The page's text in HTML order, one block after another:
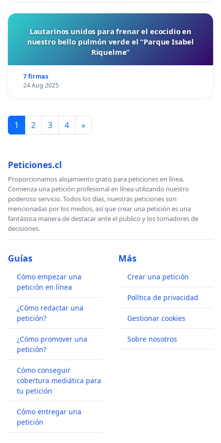
deportivas. En el cual no hace mención ninguna
sobre las dos tiras, ignorando el pedido de las
familias/ socios, que por todo lo detallado
previamente vogan por el desarrollo deportivo y
competitivo de los jugadores.
“Buenas tardes a todos. Lamento no haber podido
resolviendo un tema personal.
Veo que hay algunos de ustedes que tienen dudas
como han manifestado en los grupos, las cuales
trataremos de evacuarlas en este pequeño
resumen.
año 2025 (basado en las confirmaciones recibidas
de cada familia hasta el momento)
- Se promocionará a los jugadores más destacados
a la división inmediata superior con el fin de
estimular su desarrollo.
- Todos los entrenadores tendrán la capacitación
necesaria para brindarle a sus hijos una enseñanza
acorde (título homologado por la FPP mediante
seminarios y otorgamiento de licencias
correspondientes)
- A partir de la categoría Juvenil, se incorpora al
Lautarinos unidos para frenar el ecocidio en
nuestro bello pulmón verde el “Parque Isabel
Riquelme”
7 firmas
24 Aug 2025
1 2 3 4 »
Peticiones.cl
Proporcionamos alojamiento gratis para peticiones en línea.
Comienza una petición profesional en línea utilizando nuestro
poderoso servicio. Todos los días, nuestras peticiones son
mencionadas por los medios, así que crear una petición es una
fantástica manera de destacar ante el publico y los tomadores de
decisiones.
Guías
Cómo empezar una
petición en línea
¿Cómo redactar una
petición?
¿Cómo promover una
petición?
Cómo conseguir
cobertura mediática para
tu petición
Cómo entregar una
petición
Más
Crear una petición
Política de privacidad
Gestionar cookies
Sobre nosotros